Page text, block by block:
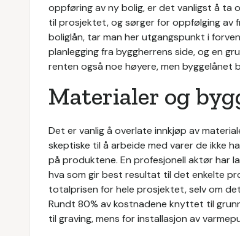
oppføring av ny bolig, er det vanligst å ta
til prosjektet, og sørger for oppfølging av
boliglån, tar man her utgangspunkt i
planlegging fra byggherrens side, og en
renten også noe høyere, men
Materialer og
Det er vanlig å overlate innkjøp av
skeptiske til å arbeide med varer de ikke
på produktene. En profesjonell aktør har
hva som gir best resultat til det enkelte
totalprisen for hele prosjektet, selv om
Rundt 80% av kostnadene knyttet til
til graving, mens for installasjon av